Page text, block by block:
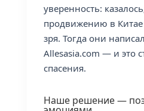
уверенность:
продвижению в Китае
зря. Тогда они
Allesasia.com — и это
спасения.
Наше решение —